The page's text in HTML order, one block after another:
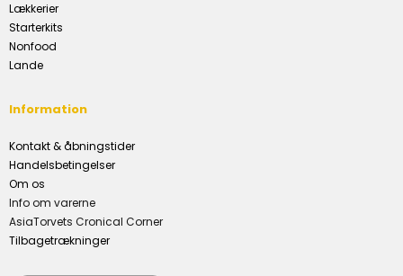
Lækkerier
Starterkits
Nonfood
Lande
Information
Kontakt & åbningstider
Handelsbetingelser
Om os
Info om varerne
AsiaTorvets Cronical Corner
Tilbagetrækninger